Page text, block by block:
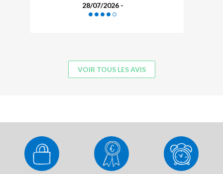
27/07/2026 - SANCHEZ
VOIR TOUS LES AVIS